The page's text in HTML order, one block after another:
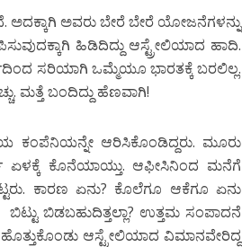
ಅದಕ್ಕಾಗಿ ಅವರು ಬೇರೆ ಬೇರೆ ಯೋಜನೆಗಳನ್ನು
ಹಿಡಿದಿದ್ದು ಆಸ್ಟ್ರೇಲಿಯಾದ ಹಾದಿ.
ಸರಿಯಾಗಿ ಒಮ್ಮೆಯೂ ಭಾರತಕ್ಕೆ ಬರಲಿಲ್ಲ.
ಮತ್ತೆ ಬಂದಿದ್ದು ಹೆಣವಾಗಿ!
ಕಂಪೆನಿಯನ್ನೇ ಆರಿಸಿಕೊಂಡಿದ್ದರು. ಮೂರು
ಏಳಕ್ಕೆ ಕೊನೆಯಾಯ್ತು. ಆಫೀಸಿನಿಂದ ಮನೆಗೆ
ಕಾರಣ ಏನು? ಕೊಲೆಗೂ ಆಕೆಗೂ ಏನು
ಬಿಡಬಹುದಿತ್ತಲ್ಲಾ? ಉತ್ತಮ ಸಂಪಾದನೆ
ಆಸ್ಟ್ರೇಲಿಯಾದ ವಿಮಾನವೇರಿದ್ದ